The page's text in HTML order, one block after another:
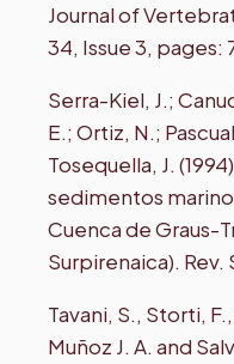
Journal of
34, Issue 3, pages:
Serra-Kiel, J.;
E.; Ortiz, N.;
Tosequella, J.
sedimentos
Cuenca de Graus-
Surpirenaica). Rev.
Tavani, S., Storti,
Muñoz J. A. and